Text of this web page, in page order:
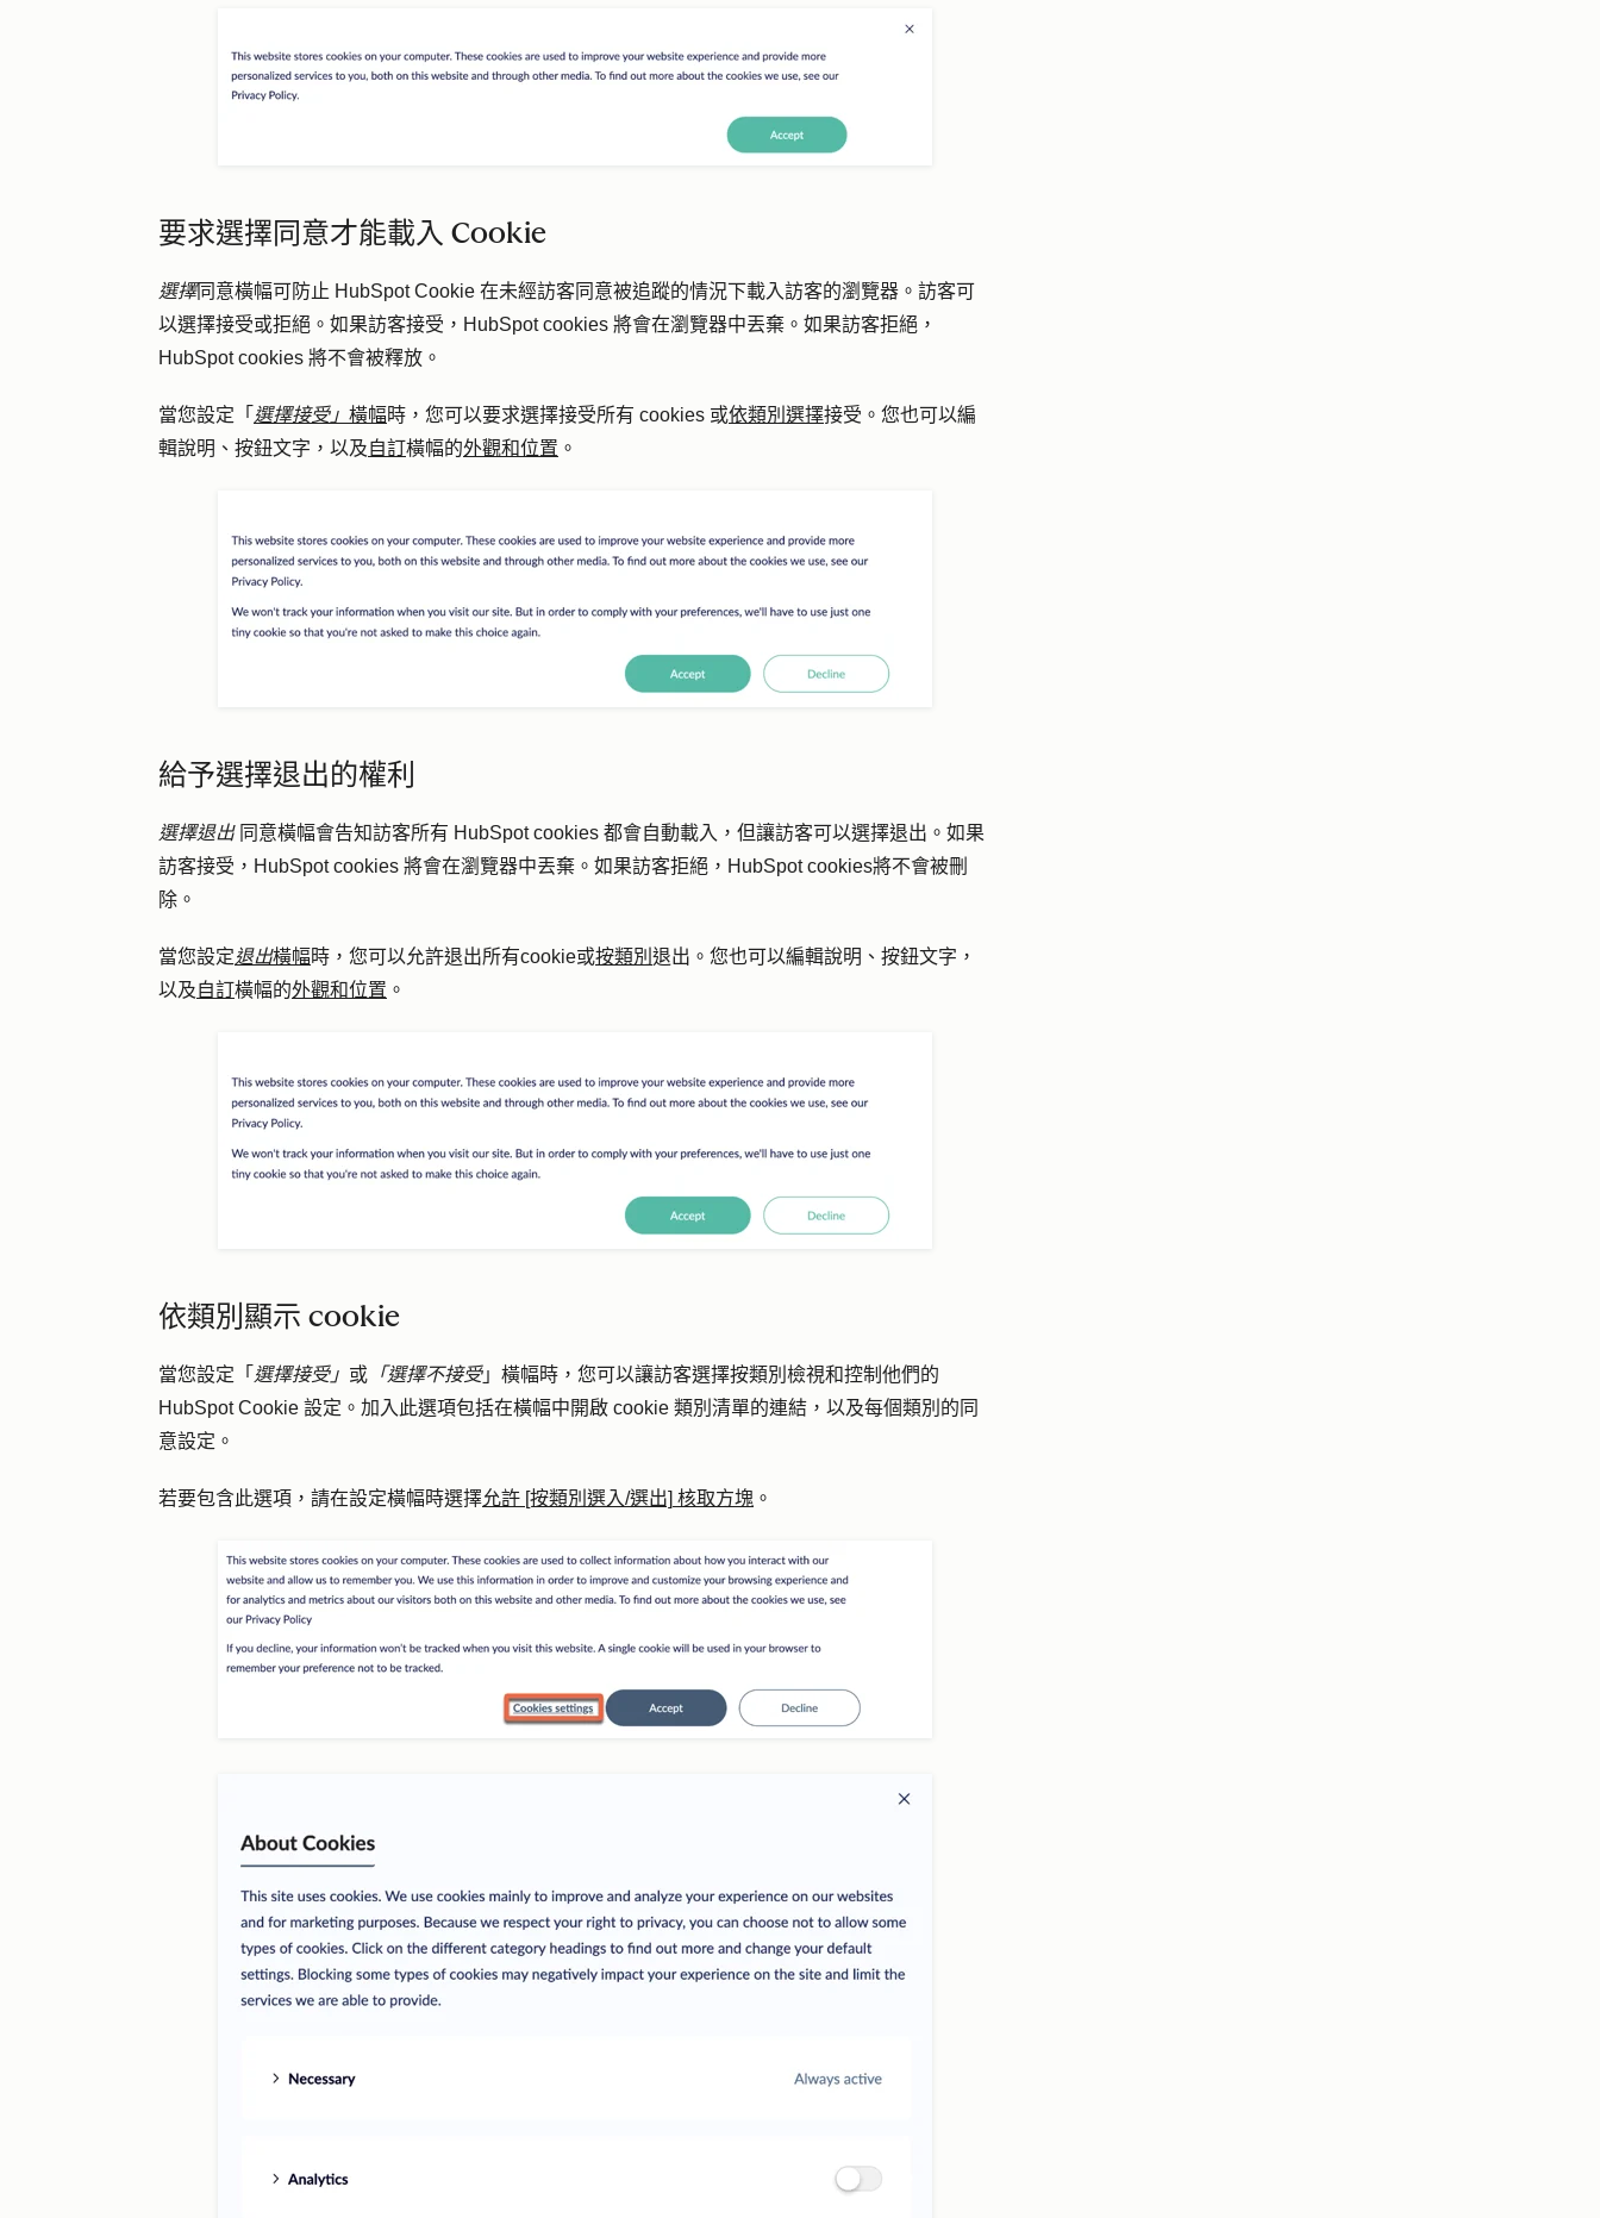
要求選擇同意才能載入 Cookie
選擇同意橫幅可防止 HubSpot Cookie 在未經訪客同意被追蹤的情況下載入訪客的瀏覽器。訪客可
以選擇接受或拒絕。如果訪客接受，HubSpot cookies 將會在瀏覽器中丟棄。如果訪客拒絕，
HubSpot cookies 將不會被釋放。
當您設定「 選擇接受」 橫幅時，您可以要求選擇接受所有 cookies 或依類別選擇接受。您也可以編
輯說明、按鈕文字，以及自訂橫幅的外觀和位置 。
給予選擇退出的權利
選擇退出 同意橫幅會告知訪客所有 HubSpot cookies 都會自動載入，但讓訪客可以選擇退出。如果
訪客接受，HubSpot cookies 將會在瀏覽器中丟棄。如果訪客拒絕，HubSpot cookies將不會被刪
除。
當您設定退出橫幅時，您可以允許退出所有cookie或按類別 退出。您也可以編輯說明、按鈕文字，
以及自訂橫幅的外觀和位置 。
依類別顯示 cookie
當您設定「 選擇接受」 或 「選擇不接受」橫幅時，您可以讓訪客選擇按類別檢視和控制他們的
HubSpot Cookie 設定。加入此選項包括在橫幅中開啟 cookie 類別清單的連結，以及每個類別的同
意設定。
若要包含此選項，請在設定橫幅時選擇允許 [按類別選入/選出] 核取方塊 。